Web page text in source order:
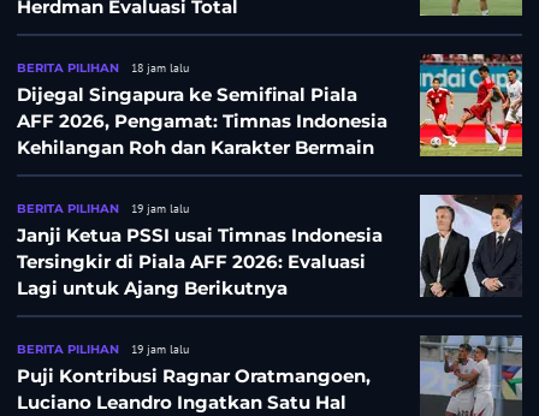
Herdman Evaluasi Total
BERITA PILIHAN 18 jam lalu
Dijegal Singapura ke Semifinal Piala
AFF 2026, Pengamat: Timnas Indonesia
Kehilangan Roh dan Karakter Bermain
BERITA PILIHAN 19 jam lalu
Janji Ketua PSSI usai Timnas Indonesia
Tersingkir di Piala AFF 2026: Evaluasi
Lagi untuk Ajang Berikutnya
BERITA PILIHAN 19 jam lalu
Puji Kontribusi Ragnar Oratmangoen,
Luciano Leandro Ingatkan Satu Hal